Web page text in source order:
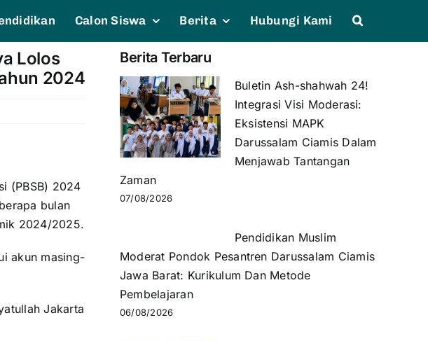
Calon Siswa Berita Hubungi Kami
Lolos
2024
(PBSB) 2024
bulan
2024/2025.
akun masing-
Jakarta
Berita Terbaru
Buletin Ash-shahwah 24!
Integrasi Visi Moderasi:
Eksistensi MAPK
Darussalam Ciamis Dalam
Menjawab Tantangan
Zaman
07/08/2026
Pendidikan Muslim
Moderat Pondok Pesantren Darussalam Ciamis
Jawa Barat: Kurikulum Dan Metode
Pembelajaran
06/08/2026